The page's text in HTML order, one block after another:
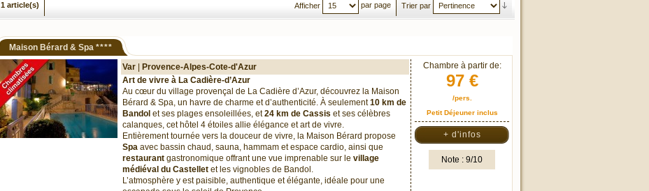
1 article(s) Trier par
Afficher par page
Maison Bérard & Spa ****
Var
Provence-Alpes-Cote-d'Azur
Art de vivre à La Cadière-d’Azur
Au cœur du village provençal de La Cadière d’Azur, découvrez la Maison
Bérard & Spa, un havre de charme et d’authenticité. À seulement10 km de
Bandol et ses plages ensoleillées, et24 km de Cassis et ses célèbres
calanques, cet hôtel 4 étoiles allie élégance et art de vivre.
Entièrement tournée vers la douceur de vivre, la Maison Bérard propose
Spa avec bassin chaud, sauna, hammam et espace cardio, ainsi que
restaurant gastronomique offrant une vue imprenable sur le village
médiéval du Castellet et les vignobles de Bandol.
L’atmosphère y est paisible, authentique et élégante, idéale pour une
Chambre à partir de:
97 €
/pers.
Petit Déjeuner inclus
+ d'infos
Note : 9/10